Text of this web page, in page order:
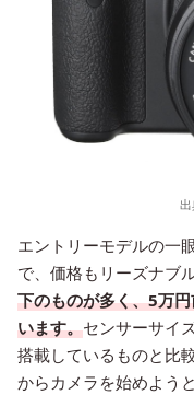
出
エントリーモデルの一
で、価格もリーズナブ
下のものが多く、5万
います。センサーサイ
搭載しているものと比
からカメラを始めよう